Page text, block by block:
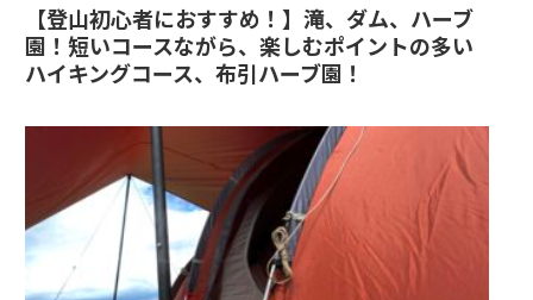
【登山初心者におすすめ！】滝、ダム、ハーブ
園！短いコースながら、楽しむポイントの多い
ハイキングコース、布引ハーブ園！